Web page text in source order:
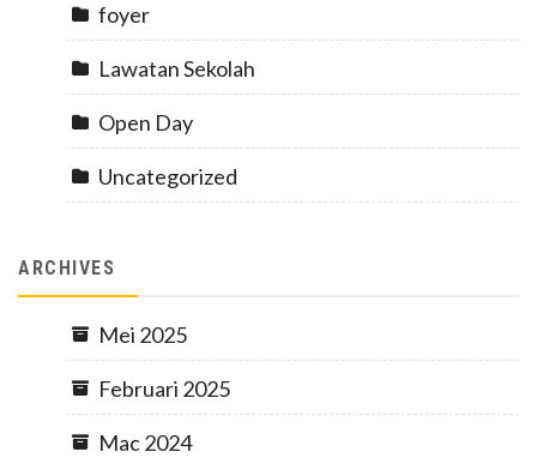
foyer
Lawatan Sekolah
Open Day
Uncategorized
ARCHIVES
Mei 2025
Februari 2025
Mac 2024